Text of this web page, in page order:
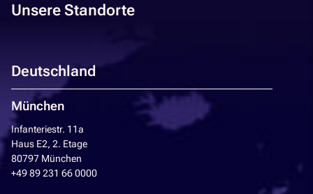
Unsere Standorte
Deutschland
München
Infanteriestr. 11a
Haus E2, 2. Etage
80797 München
+49 89 231 66 0000